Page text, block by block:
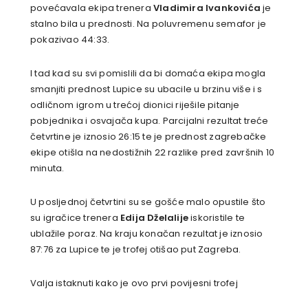
povećavala ekipa trenera Vladimira Ivankovića je
stalno bila u prednosti. Na poluvremenu semafor je
pokazivao 44:33.
I tad kad su svi pomislili da bi domaća ekipa mogla
smanjiti prednost Lupice su ubacile u brzinu više i s
odličnom igrom u trećoj dionici riješile pitanje
pobjednika i osvajača kupa. Parcijalni rezultat treće
četvrtine je iznosio 26:15 te je prednost zagrebačke
ekipe otišla na nedostižnih 22 razlike pred završnih 10
minuta.
U posljednoj četvrtini su se gošće malo opustile što
su igračice trenera Edija Dželalijeiskoristile te
ublažile poraz. Na kraju konačan rezultat je iznosio
87:76 za Lupice te je trofej otišao put Zagreba.
Valja istaknuti kako je ovo prvi povijesni trofej